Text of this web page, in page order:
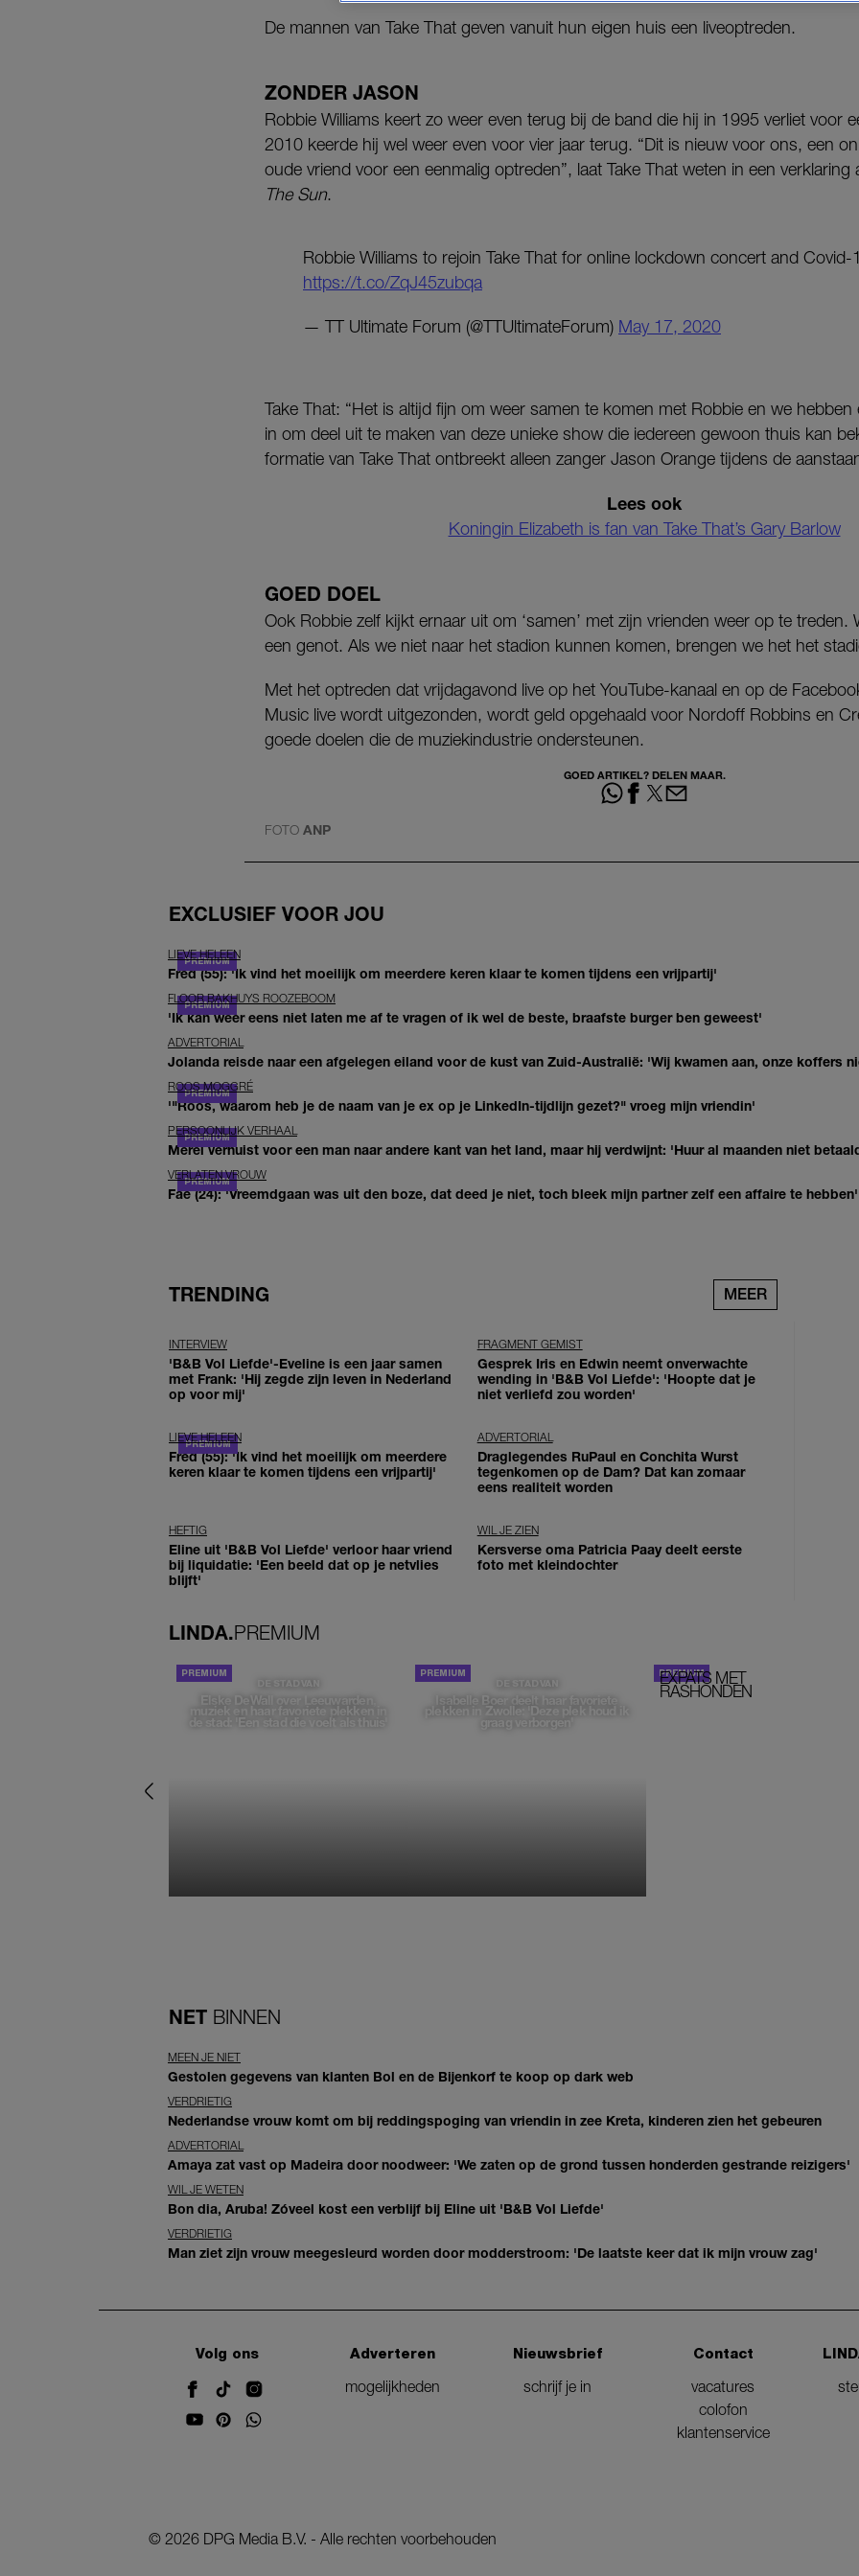
De mannen van Take That geven vanuit hun eigen huis een liveoptreden.
ZONDER JASON
Robbie Williams keert zo weer even terug bij de band die hij in 1995 verliet voor
2010 keerde hij wel weer even voor vier jaar terug. “Dit is nieuw voor ons, een
oude vriend voor een eenmalig optreden”, laat Take That weten in een
The Sun.
Robbie Williams to rejoin Take That for online lockdown concert and
https://t.co/ZqJ45zubqa
— TT Ultimate Forum (@TTUltimateForum) May 17, 2020
Take That: “Het is altijd fijn om weer samen te komen met Robbie en we hebben
in om deel uit te maken van deze unieke show die iedereen gewoon thuis kan
formatie van Take That ontbreekt alleen zanger Jason Orange tijdens de
Lees ook
Koningin Elizabeth is fan van Take That’s Gary Barlow
GOED DOEL
Ook Robbie zelf kijkt ernaar uit om ‘samen’ met zijn vrienden weer op te treden.
een genot. Als we niet naar het stadion kunnen komen, brengen we het het
Met het optreden dat vrijdagavond live op het YouTube-kanaal en op de
Music live wordt uitgezonden, wordt geld opgehaald voor Nordoff Robbins en
goede doelen die de muziekindustrie ondersteunen.
GOED ARTIKEL? DELEN MAAR.
FOTO ANP
EXCLUSIEF VOOR JOU
LIEVE HELEEN
Fred (55): 'Ik vind het moeilijk om meerdere keren klaar te komen tijdens een vrijpartij'
FLOOR BAKHUYS ROOZEBOOM
'Ik kan weer eens niet laten me af te vragen of ik wel de beste, braafste burger ben geweest'
ADVERTORIAL
Jolanda reisde naar een afgelegen eiland voor de kust van Zuid-Australië: 'Wij kwamen aan, onze koffers
ROOS MOGGRÉ
'"Roos, waarom heb je de naam van je ex op je LinkedIn-tijdlijn gezet?" vroeg mijn vriendin'
PERSOONLIJK VERHAAL
Merel verhuist voor een man naar andere kant van het land, maar hij verdwijnt: 'Huur al maanden niet
VERLATEN VROUW
Fae (24): 'Vreemdgaan was uit den boze, dat deed je niet, toch bleek mijn partner zelf een affaire te hebben'
TRENDING MEER
INTERVIEW
'B&B Vol Liefde'-Eveline is een jaar samen
met Frank: 'Hij zegde zijn leven in Nederland
op voor mij'
FRAGMENT GEMIST
Gesprek Iris en Edwin neemt onverwachte
wending in 'B&B Vol Liefde': 'Hoopte dat je
niet verliefd zou worden'
LIEVE HELEEN
Fred (55): 'Ik vind het moeilijk om meerdere
keren klaar te komen tijdens een vrijpartij'
ADVERTORIAL
Draglegendes RuPaul en Conchita Wurst
tegenkomen op de Dam? Dat kan zomaar
eens realiteit worden
HEFTIG
Eline uit 'B&B Vol Liefde' verloor haar vriend
bij liquidatie: 'Een beeld dat op je netvlies
blijft'
WIL JE ZIEN
Kersverse oma Patricia Paay deelt eerste
foto met kleindochter
LINDA.PREMIUM
DE STAD VAN
Elske DeWall over Leeuwarden,
muziek en haar favoriete plekken in
de stad: 'Een stad die voelt als thuis'
DE STAD VAN
Isabelle Boer deelt haar favoriete
plekken in Zwolle: 'Deze plek houd ik
graag verborgen'
EXPATS MET
RASHONDEN
NET BINNEN
MEEN JE NIET
Gestolen gegevens van klanten Bol en de Bijenkorf te koop op dark web
VERDRIETIG
Nederlandse vrouw komt om bij reddingspoging van vriendin in zee Kreta, kinderen zien het gebeuren
ADVERTORIAL
Amaya zat vast op Madeira door noodweer: 'We zaten op de grond tussen honderden gestrande reizigers'
WIL JE WETEN
Bon dia, Aruba! Zóveel kost een verblijf bij Eline uit 'B&B Vol Liefde'
VERDRIETIG
Man ziet zijn vrouw meegesleurd worden door modderstroom: 'De laatste keer dat ik mijn vrouw zag'
Volg ons
Adverteren
mogelijkheden
Nieuwsbrief
schrijf je in
Contact
vacatures
colofon
klantenservice
© 2026 DPG Media B.V. - Alle rechten voorbehouden